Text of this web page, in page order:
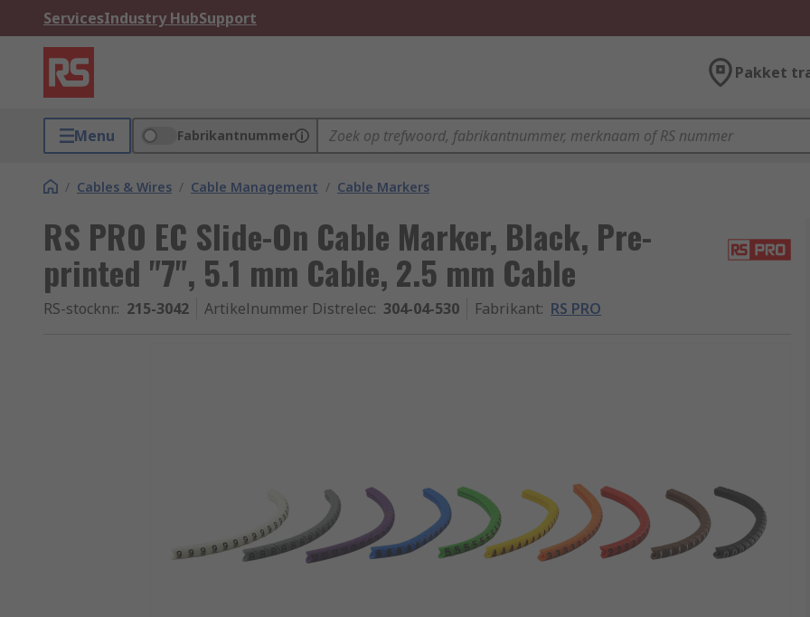
ServicesIndustry HubSupport
Pakket
Menu Fabrikantnummer
/ Cables & Wires / Cable Management / Cable Markers
RS PRO EC Slide-On Cable Marker, Black, Pre-
printed "7", 5.1 mm Cable, 2.5 mm Cable
RS-stocknr.: 215-3042 Artikelnummer Distrelec: 304-04-530 Fabrikant: RS PRO